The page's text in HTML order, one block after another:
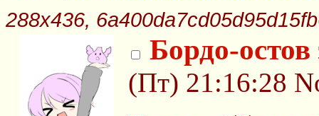
288x436,
Бордо-
(Пт) 21:16:28